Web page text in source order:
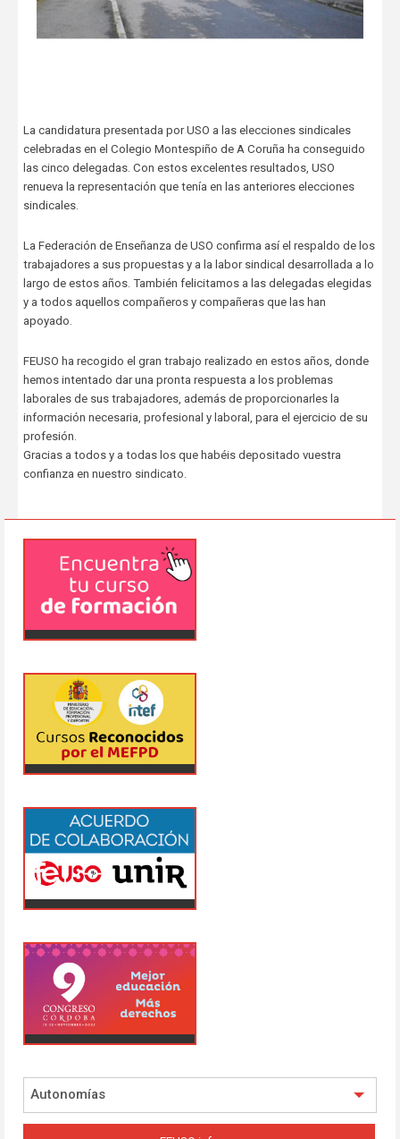
La candidatura presentada por USO a las elecciones sindicales
celebradas en el Colegio Montespiño de A Coruña ha conseguido
las cinco delegadas. Con estos excelentes resultados, USO
renueva la representación que tenía en las anteriores elecciones
sindicales.
La Federación de Enseñanza de USO confirma así el respaldo de los
trabajadores a sus propuestas y a la labor sindical desarrollada a lo
largo de estos años. También felicitamos a las delegadas elegidas
y a todos aquellos compañeros y compañeras que las han
apoyado.
FEUSO ha recogido el gran trabajo realizado en estos años, donde
hemos intentado dar una pronta respuesta a los problemas
laborales de sus trabajadores, además de proporcionarles la
información necesaria, profesional y laboral, para el ejercicio de su
profesión.
Gracias a todos y a todas los que habéis depositado vuestra
confianza en nuestro sindicato.
Autonomías